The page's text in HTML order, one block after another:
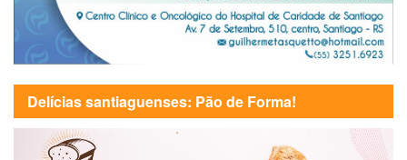
Delícias santiaguenses: Pão de Forma!